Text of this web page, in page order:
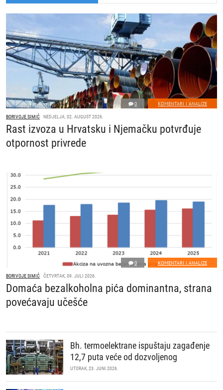
0 KOMENTARI I ANALIZE
BORIVOJE SIMIĆ NEDJELJA, 02. AUGUST 2026.
Rast izvoza u Hrvatsku i Njemačku potvrđuje
otpornost privrede
0 KOMENTARI I ANALIZE
BORIVOJE SIMIĆ ČETVRTAK, 09. JULI 2026.
Domaća bezalkoholna pića dominantna, strana
povećavaju učešće
Bh. termoelektrane ispuštaju zagađenje
12,7 puta veće od dozvoljenog
UTORAK, 23. JUNI 2026.